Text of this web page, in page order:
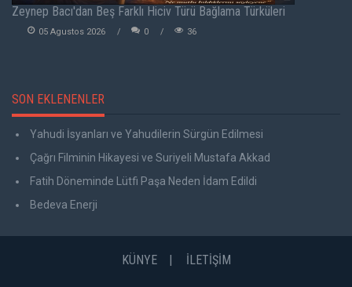
Zeynep Bacı'dan Beş Farklı Hiciv Türü Bağlama Türküleri
05 Agustos 2026 0 36
SON EKLENENLER
Yahudi İsyanları ve Yahudilerin Sürgün Edilmesi
Çağrı Filminin Hikayesi ve Suriyeli Mustafa Akkad
Fatih Döneminde Lütfi Paşa Neden İdam Edildi
Bedeva Enerji
KÜNYE İLETİŞİM